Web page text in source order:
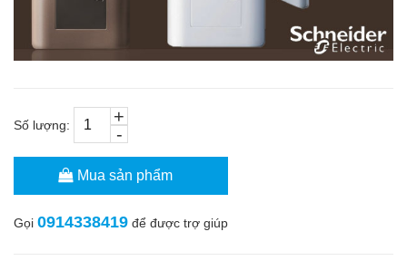
Số lượng: -
+
Mua sản phẩm
Gọi 0914338419 để được trợ giúp